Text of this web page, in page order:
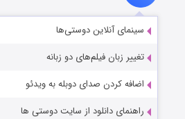
سینمای آنلاین دوستی‌ها
تغییر زبان فیلم‌های دو زبانه
اضافه کردن صدای دوبله به ویدئو
راهنمای دانلود از سایت دوستی ها